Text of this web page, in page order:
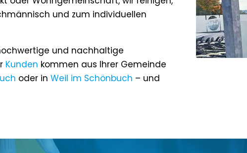
und zum individuellen
und nachhaltige
Kunden kommen aus Ihrer Gemeinde
oder in Weil im Schönbuch – und